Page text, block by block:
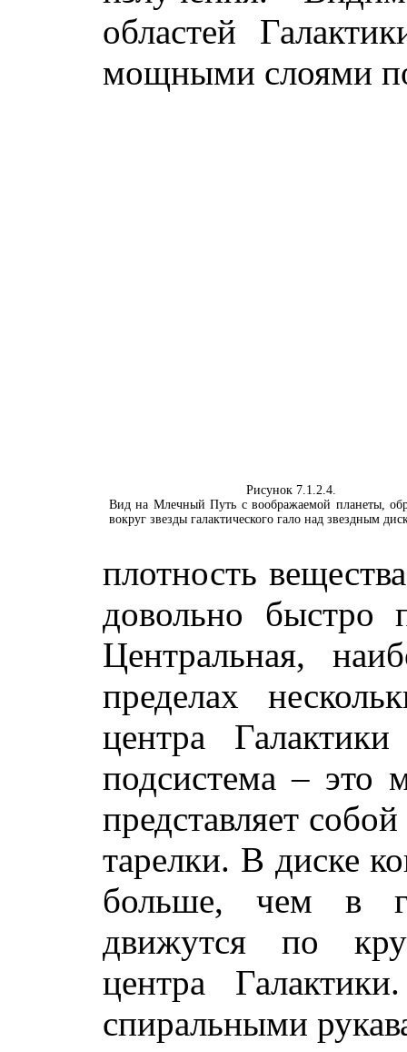
областей
мощными слоями
Рисунок 7.1.2.4.
Вид на Млечный Путь с воображаемой планеты,
вокруг звезды галактического гало над звездным
плотность
довольно быстро
Центральная,
пределах
центра
подсистема – это
представляет
тарелки. В диске
больше, чем в
движутся по
центра
спиральными